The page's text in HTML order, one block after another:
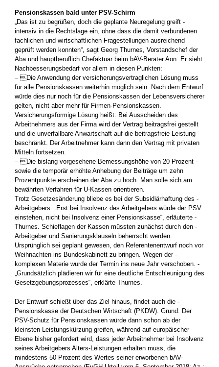
Pensionskassen bald unter PSV-Schirm
„Das ist zu begrüßen, doch die geplante Neuregelung greift ­
intensiv in die Rechtslage ein, ohne dass die damit verbundenen
fachlichen und wirtschaftlichen Fragestellungen ausreichend
geprüft werden konnten“, sagt Georg Thurnes, Vorstandschef der
Aba und hauptberuflich Chefaktuar beim bAV-Berater Aon. Er sieht
Nach­besserungsbedarf vor allem in diesen Punkten:
– Die Anwendung der versicherungsvertraglichen Lösung muss
für alle Pensionskassen weiterhin möglich sein. Nach dem ­Entwurf
würde dies nur noch für die Pensionskassen der ­Lebensversicherer
gelten, nicht aber mehr für Firmen-Pensionskassen.
Versicherungsförmige Lösung heißt: Bei Ausscheiden des
Arbeitnehmers aus der Firma wird der Vertrag beitragsfrei gestellt
und die unverfallbare Anwartschaft auf die beitragsfreie Leistung
beschränkt. Der Arbeitnehmer kann dann den Vertrag mit privaten
Mitteln fortsetzen.
– Die bislang vorgesehene Bemessungshöhe von 20 Prozent ­
sowie die temporär erhöhte Anhebung der Beiträge um zehn
Prozentpunkte erscheinen der Aba zu hoch. Man solle sich am
bewährten Verfahren für U-Kassen orientieren.
Trotz Gesetzesänderung bliebe es bei der Subsidiärhaftung des ­
Arbeitgebers. „Erst bei Insolvenz des Arbeitgebers würde der PSV
einstehen, nicht bei Insolvenz einer Pensionskasse“, erläuterte ­
Thurnes. Schieflagen der Kassen müssten zunächst durch den ­
Arbeitgeber und Sanierungsklauseln beherrscht werden.
Ursprünglich sei ­geplant gewesen, den Referentenentwurf noch vor
­Weihnachten ins Bundeskabinett zu bringen. Wegen der ­
komplexen Materie wurde der Termin ins neue Jahr verschoben. ­
„Grundsätzlich ­plädieren wir für eine deutliche Entschleunigung des
Gesetz­gebungsprozesses“, erklärte Thurnes.
Der Entwurf schießt über das Ziel hinaus, findet auch die ­
Pensionskasse der Deutschen Wirtschaft (PKDW). Grund: Der
PSV-Schutz für Pensionskassen würde dann schon ab der
kleinsten Leistungskürzung greifen, während auf europäischer
Ebene bisher gefordert wird, dass jeder ­Arbeitnehmer bei Insolvenz
seines ­Arbeitgebers Alters-Leistungen erhalten muss, die
mindestens 50 Prozent des Wertes seiner ­erworbenen bAV-